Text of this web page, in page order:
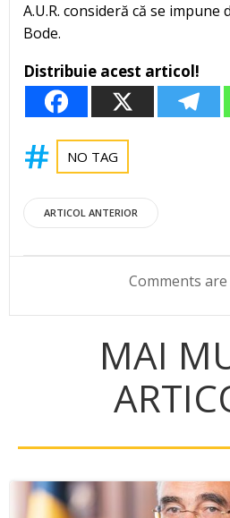
A.U.R. consideră că se
Bode.
Distribuie acest articol!
NO TAG
Post
navigation
ARTICOL ANTERIOR
Comments are
MAI